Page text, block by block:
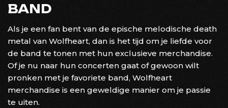
BAND
Als je een fan bent van de epische melodische death
metal van Wolfheart, dan is het tijd om je liefde voor
de band te tonen met hun exclusieve merchandise.
Of je nu naar hun concerten gaat of gewoon wilt
pronken met je favoriete band, Wolfheart
merchandise is een geweldige manier om je passie
te uiten.